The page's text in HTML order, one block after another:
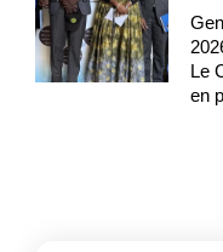
Le
en